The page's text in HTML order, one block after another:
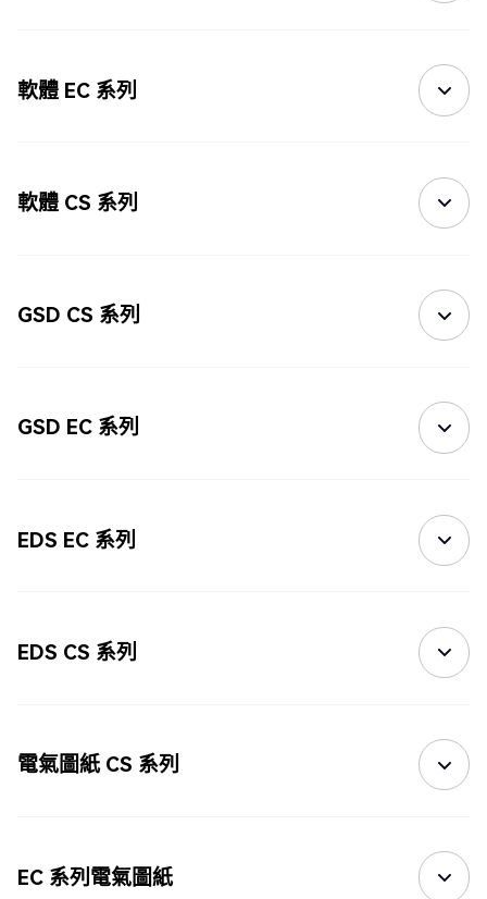
軟體 EC 系列
軟體 CS 系列
GSD CS 系列
GSD EC 系列
EDS EC 系列
EDS CS 系列
電氣圖紙 CS 系列
EC 系列電氣圖紙